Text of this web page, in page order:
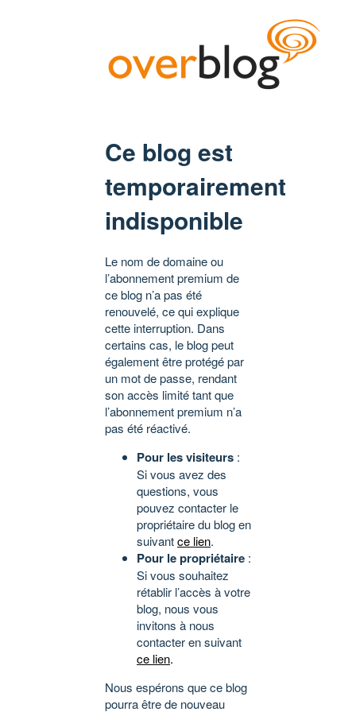
Ce blog est
temporairement
indisponible
Le nom de domaine ou
l’abonnement premium de
ce blog n’a pas été
renouvelé, ce qui explique
cette interruption. Dans
certains cas, le blog peut
également être protégé par
un mot de passe, rendant
son accès limité tant que
l’abonnement premium n’a
pas été réactivé.
Pour les visiteurs :
Si vous avez des
questions, vous
pouvez contacter le
propriétaire du blog en
suivantce lien.
Pour le propriétaire :
Si vous souhaitez
rétablir l’accès à votre
blog, nous vous
invitons à nous
contacter en suivant
ce lien.
Nous espérons que ce blog
pourra être de nouveau